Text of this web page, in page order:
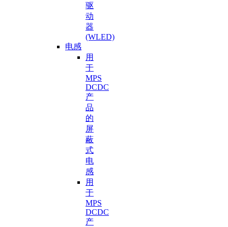
驱
动
器
(WLED)
电感
用
于
MPS
DCDC
产
品
的
屏
蔽
式
电
感
用
于
MPS
DCDC
产